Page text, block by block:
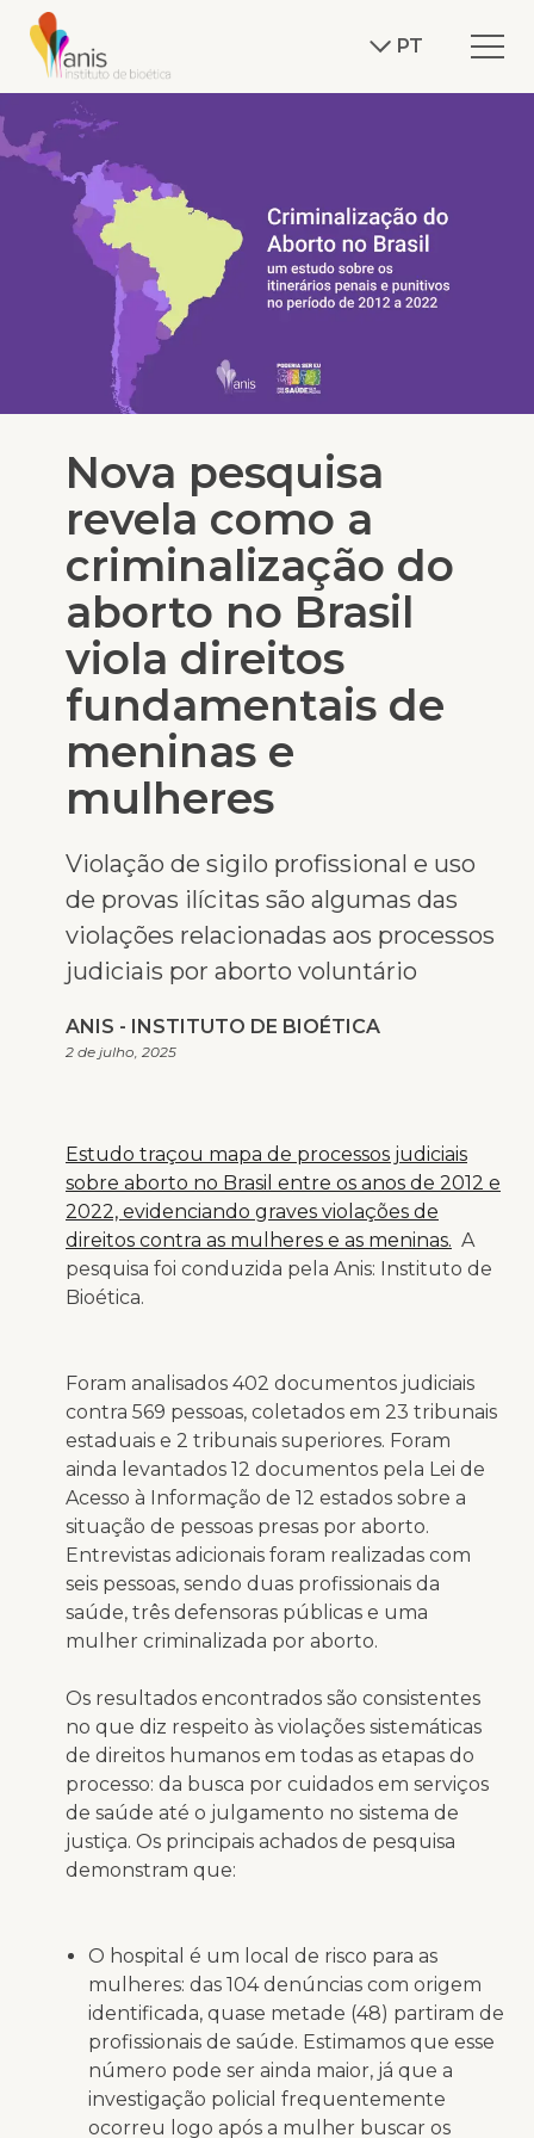
PT
Nova pesquisa
revela como a
criminalização do
aborto no Brasil
viola direitos
fundamentais de
meninas e
mulheres
Violação de sigilo profissional e uso
de provas ilícitas são algumas das
violações relacionadas aos processos
judiciais por aborto voluntário
ANIS - INSTITUTO DE BIOÉTICA
2 de julho, 2025
Estudo traçou mapa de processos judiciais
sobre aborto no Brasil entre os anos de 2012 e
2022, evidenciando graves violações de
direitos contra as mulheres e as meninas. A
pesquisa foi conduzida pela Anis: Instituto de
Bioética.
Foram analisados 402 documentos judiciais
contra 569 pessoas, coletados em 23 tribunais
estaduais e 2 tribunais superiores. Foram
ainda levantados 12 documentos pela Lei de
Acesso à Informação de 12 estados sobre a
situação de pessoas presas por aborto.
Entrevistas adicionais foram realizadas com
seis pessoas, sendo duas profissionais da
saúde, três defensoras públicas e uma
mulher criminalizada por aborto.
Os resultados encontrados são consistentes
no que diz respeito às violações sistemáticas
de direitos humanos em todas as etapas do
processo: da busca por cuidados em serviços
de saúde até o julgamento no sistema de
justiça. Os principais achados de pesquisa
demonstram que:
O hospital é um local de risco para as
mulheres: das 104 denúncias com origem
identificada, quase metade (48) partiram de
profissionais de saúde. Estimamos que esse
número pode ser ainda maior, já que a
investigação policial frequentemente
ocorreu logo após a mulher buscar os